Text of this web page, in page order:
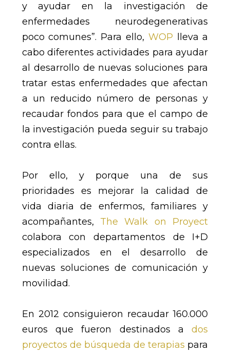
y ayudar en la investigación de
enfermedades neurodegenerativas
poco comunes”. Para ello, WOP lleva a
cabo diferentes actividades para ayudar
al desarrollo de nuevas soluciones para
tratar estas enfermedades que afectan
a un reducido número de personas y
recaudar fondos para que el campo de
la investigación pueda seguir su trabajo
contra ellas.
Por ello, y porque una de sus
prioridades es mejorar la calidad de
vida diaria de enfermos, familiares y
acompañantes, The Walk on Proyect
colabora con departamentos de I+D
especializados en el desarrollo de
nuevas soluciones de comunicación y
movilidad.
En 2012 consiguieron recaudar 160.000
euros que fueron destinados ados
proyectos de búsqueda de terapias para